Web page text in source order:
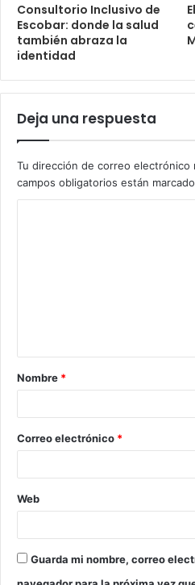
Consultorio Inclusivo de
Escobar: donde la salud
también abraza la
identidad
Deja una respuesta
Tu dirección de correo electrónico
campos obligatorios están
Nombre *
Correo electrónico *
Web
Guarda mi nombre, correo